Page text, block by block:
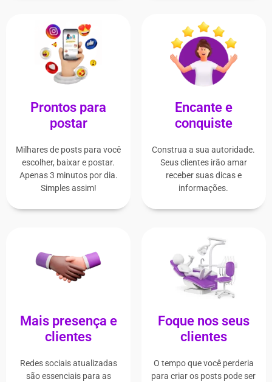
Prontos para
postar
Milhares de posts para você
escolher, baixar e postar.
Apenas 3 minutos por dia.
Simples assim!
Encante e
conquiste
Construa a sua autoridade.
Seus clientes irão amar
receber suas dicas e
informações.
Mais presença e
clientes
Redes sociais atualizadas
são essenciais para as
Foque nos seus
clientes
O tempo que você perderia
para criar os posts pode ser